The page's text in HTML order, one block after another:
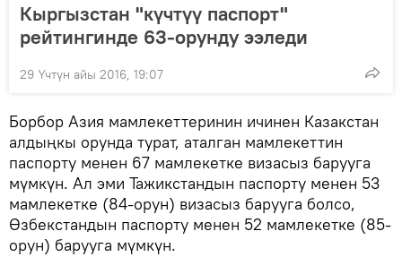
Кыргызстан "күчтүү паспорт"
рейтингинде 63-орунду ээледи
29 Үчтүн айы 2016, 19:07
Борбор Азия мамлекеттеринин ичинен Казакстан
алдыңкы орунда турат, аталган мамлекеттин
паспорту менен 67 мамлекетке визасыз барууга
мүмкүн. Ал эми Тажикстандын паспорту менен 53
мамлекетке (84-орун) визасыз барууга болсо,
Өзбекстандын паспорту менен 52 мамлекетке (85-
орун) барууга мүмкүн.